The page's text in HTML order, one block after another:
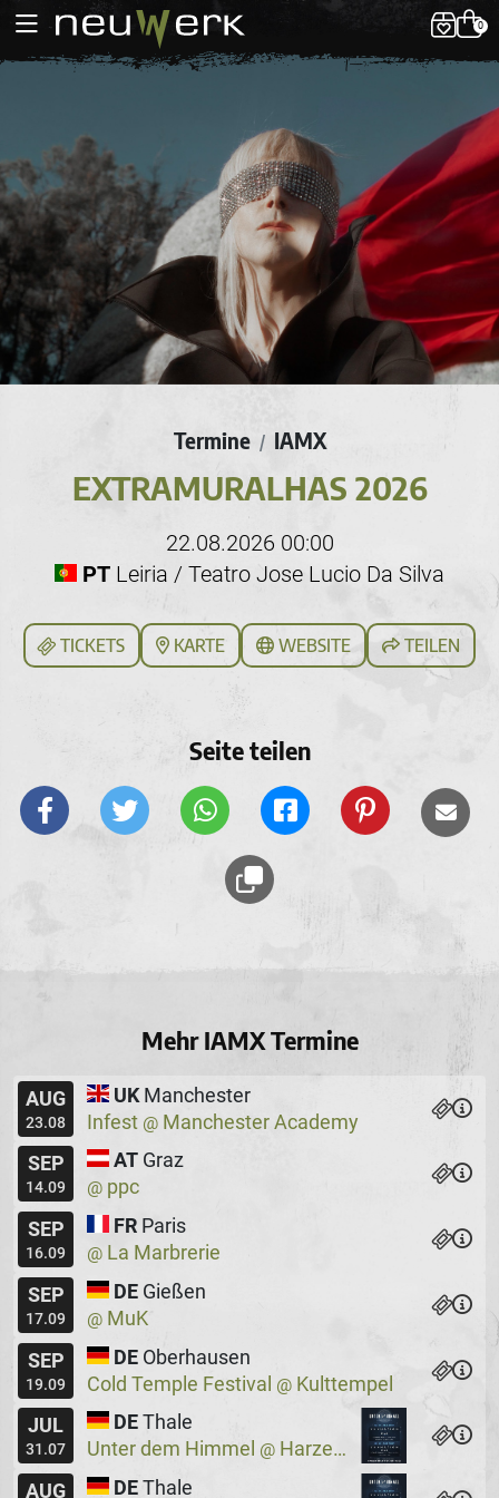
0
Termine / IAMX
EXTRAMURALHAS 2026
22.08.2026 00:00
PTLeiria / Teatro Jose Lucio Da Silva
TICKETS KARTE WEBSITE TEILEN
Seite teilen
Mehr IAMX Termine
AUG
23.08
UK Manchester
Infest @ Manchester Academy
SEP
14.09
AT Graz
@ ppc
SEP
16.09
FR Paris
@ La Marbrerie
SEP
17.09
DE Gießen
@ MuK
SEP
19.09
DE Oberhausen
Cold Temple Festival @ Kulttempel
JUL
31.07
DE Thale
Unter dem Himmel @ Harzer Bergtheater
AUG
DE Thale